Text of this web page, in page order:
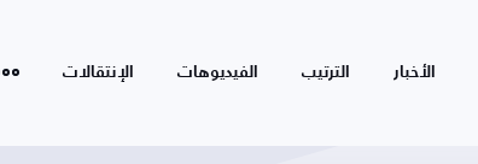
الأخبار الترتيب الفيديوهات الإنتقالات